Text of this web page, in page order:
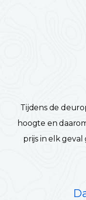
Tijdens de
hoogte en
prijs in elk